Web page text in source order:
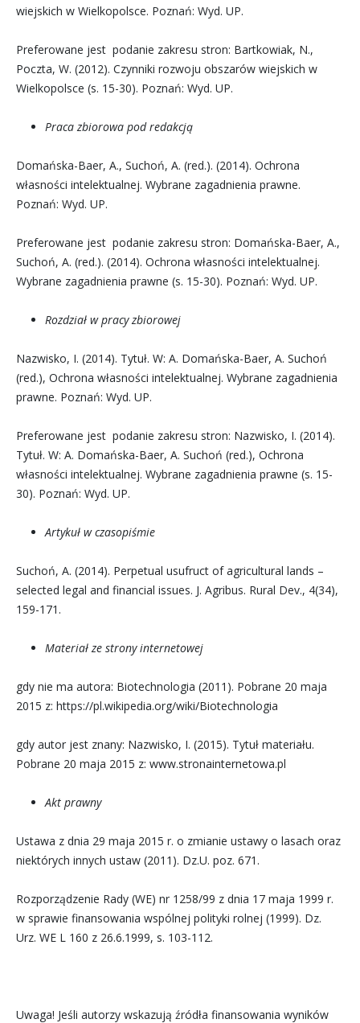
wiejskich w Wielkopolsce. Poznań: Wyd. UP.
Preferowane jest podanie zakresu stron: Bartkowiak, N.,
Poczta, W. (2012). Czynniki rozwoju obszarów wiejskich w
Wielkopolsce (s. 15-30). Poznań: Wyd. UP.
Praca zbiorowa pod redakcją
Domańska-Baer, A., Suchoń, A. (red.). (2014). Ochrona
własności intelektualnej. Wybrane zagadnienia prawne.
Poznań: Wyd. UP.
Preferowane jest podanie zakresu stron: Domańska-Baer, A.,
Suchoń, A. (red.). (2014). Ochrona własności intelektualnej.
Wybrane zagadnienia prawne (s. 15-30). Poznań: Wyd. UP.
Rozdział w pracy zbiorowej
Nazwisko, I. (2014). Tytuł. W: A. Domańska-Baer, A. Suchoń
(red.), Ochrona własności intelektualnej. Wybrane zagadnienia
prawne. Poznań: Wyd. UP.
Preferowane jest podanie zakresu stron: Nazwisko, I. (2014).
Tytuł. W: A. Domańska-Baer, A. Suchoń (red.), Ochrona
własności intelektualnej. Wybrane zagadnienia prawne (s. 15-
30). Poznań: Wyd. UP.
Artykuł w czasopiśmie
Suchoń, A. (2014). Perpetual usufruct of agricultural lands –
selected legal and financial issues. J. Agribus. Rural Dev., 4(34),
159-171.
Materiał ze strony internetowej
gdy nie ma autora: Biotechnologia (2011). Pobrane 20 maja
2015 z: https://pl.wikipedia.org/wiki/Biotechnologia
gdy autor jest znany: Nazwisko, I. (2015). Tytuł materiału.
Pobrane 20 maja 2015 z: www.stronainternetowa.pl
Akt prawny
Ustawa z dnia 29 maja 2015 r. o zmianie ustawy o lasach oraz
niektórych innych ustaw (2011). Dz.U. poz. 671.
Rozporządzenie Rady (WE) nr 1258/99 z dnia 17 maja 1999 r.
w sprawie finansowania wspólnej polityki rolnej (1999). Dz.
Urz. WE L 160 z 26.6.1999, s. 103-112.
Uwaga! Jeśli autorzy wskazują źródła finansowania wyników